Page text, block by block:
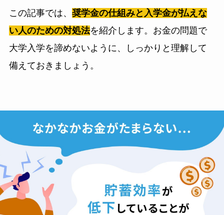
この記事では、 奨学金の仕組みと入学金が払えな
い人のための対処法を紹介します。お金の問題で
大学入学を諦めないように、しっかりと理解して
備えておきましょう。